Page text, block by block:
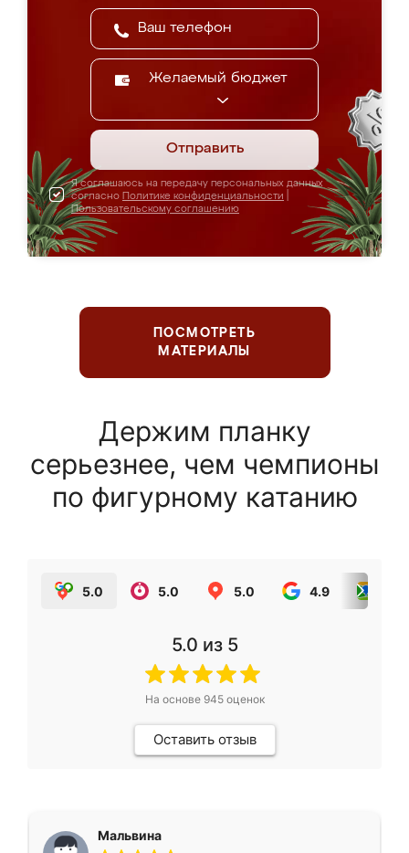
Желаемый бюджет
Отправить
Я соглашаюсь на передачу персональных данных
согласно Политике конфиденциальности
Пользовательскому соглашению
ПОСМОТРЕТЬ
МАТЕРИАЛЫ
Держим планку
серьезнее, чем чемпионы
по фигурному катанию
5.0 5.0 5.0 4.9
5.0 из 5
На основе 945оценок
Оставить отзыв
Мальвина